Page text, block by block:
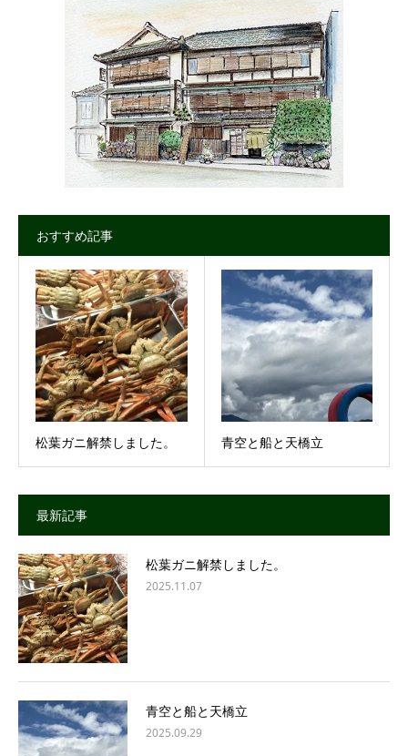
おすすめ記事
松葉ガニ解禁しました。 青空と船と天橋立
最新記事
松葉ガニ解禁しました。
2025.11.07
青空と船と天橋立
2025.09.29